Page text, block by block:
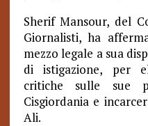
Sherif Mansour, del
Giornalisti, ha
mezzo legale a sua
di istigazione, per
critiche sulle sue
Cisgiordania e
Ali.